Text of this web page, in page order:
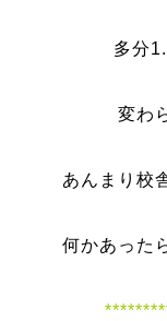
多分
変わ
あんまり校
何かあった